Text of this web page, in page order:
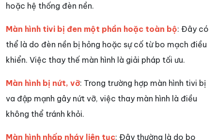
hoặc hệ thống đèn nền.
Màn hình tivi bị đen một phần hoặc toàn bộ: Đây có
thể là do đèn nền bị hỏng hoặc sự cố từ bo mạch điều
khiển. Việc thay thế màn hình là giải pháp tối ưu.
Màn hình bị nứt, vỡ: Trong trường hợp màn hình tivi bị
va đập mạnh gây nứt vỡ, việc thay màn hình là điều
không thể tránh khỏi.
Màn hình nhấp nháy liên tục: Đây thường là do bo